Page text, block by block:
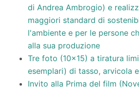
di Andrea Ambrogio) e
maggiori standard di
l'ambiente e per le persone
alla sua produzione
Tre foto (10x15) a tiratura
esemplari) di tasso, arvicola
Invito alla Prima del film